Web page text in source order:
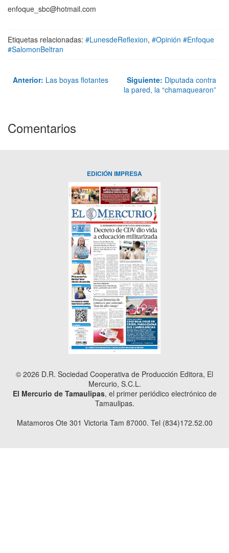
enfoque_sbc@hotmail.com
Etiquetas relacionadas: #LunesdeReflexion, #Opinión #Enfoque
#SalomonBeltran
Anterior: Las boyas flotantes Siguiente: Diputada contra
la pared, la “chamaquearon”
Comentarios
EDICIÓN IMPRESA
© 2026 D.R. Sociedad Cooperativa de Producción Editora, El
Mercurio, S.C.L.
El Mercurio de Tamaulipas, el primer periódico electrónico de
Tamaulipas.
Matamoros Ote 301 Victoria Tam 87000. Tel (834)172.52.00